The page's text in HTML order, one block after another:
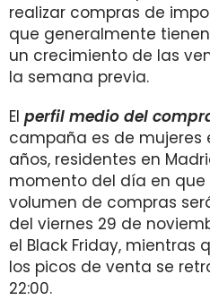
realizar compras de
que generalmente
un crecimiento de las
la semana previa.
El perfil medio del
campaña es de mujeres
años, residentes en
momento del día en
volumen de compras
del viernes 29 de
el Black Friday, mientras
los picos de venta se
22:00.